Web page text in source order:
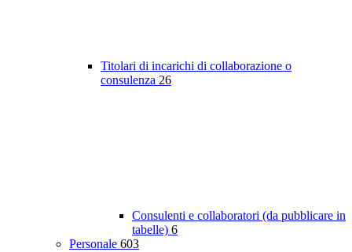
Titolari di incarichi di collaborazione o
consulenza 26
Consulenti e collaboratori (da pubblicare in
tabelle) 6
Personale 603